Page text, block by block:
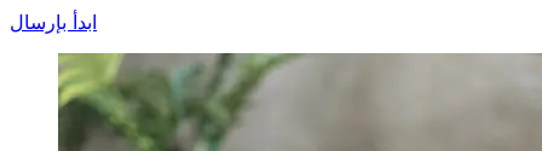
ابدأ بإرسال